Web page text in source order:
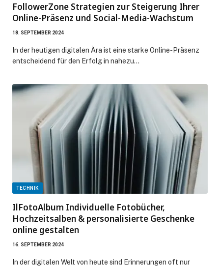
FollowerZone Strategien zur Steigerung Ihrer
Online-Präsenz und Social-Media-Wachstum
18. SEPTEMBER 2024
In der heutigen digitalen Ära ist eine starke Online-Präsenz
entscheidend für den Erfolg in nahezu…
TECHNIK
IlFotoAlbum Individuelle Fotobücher,
Hochzeitsalben & personalisierte Geschenke
online gestalten
16. SEPTEMBER 2024
In der digitalen Welt von heute sind Erinnerungen oft nur